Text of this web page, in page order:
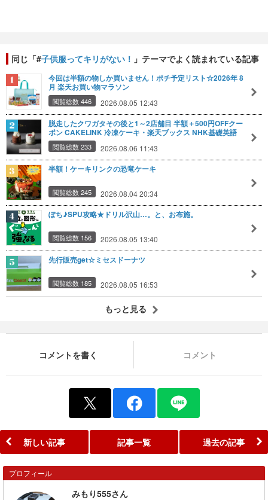
同じ「#子供服ってキリがない！ 」テーマでよく読まれている記事
今回は半額の物しか買いません！ポチ予定リスト☆2026年 8
月 楽天お買い物マラソン
閲覧総数 446 2026.08.05 12:43
脱走したクワガタその後と1～2店舗目 半額＋500円OFFクー
ポン CAKELINK 冷凍ケーキ・楽天ブックス NHK基礎英語
閲覧総数 233 2026.08.06 11:43
半額！ケーキリンクの恐竜ケーキ
閲覧総数 245 2026.08.04 20:34
ぽち♪SPU攻略★ドリル沢山…。と、お布施。
閲覧総数 156 2026.08.05 13:40
先行販売get☆ミセスドーナツ
閲覧総数 185 2026.08.05 16:53
もっと見る
コメントを書く コメント
新しい記事 記事一覧 過去の記事
プロフィール
みもり555さん